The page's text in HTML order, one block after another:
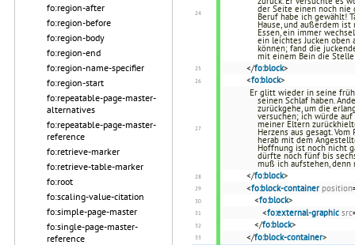
fo:region-after
fo:region-before
fo:region-body
fo:region-end
fo:region-name-specifier
fo:region-start
fo:repeatable-page-master-
alternatives
fo:repeatable-page-master-
reference
fo:retrieve-marker
fo:retrieve-table-marker
fo:root
fo:scaling-value-citation
fo:simple-page-master
fo:single-page-master-
reference
der Seite einen noch nie
Beruf habe ich gewählt!
Hause, und außerdem
Essen, ein immer
ein leichtes Jucken oben
können; fand die
mit einem Bein die
</fo:block>
<fo:block>
Er glitt wieder in seine
seinen Schlaf haben.
zurückgehe, um die
versuchen; ich würde
meiner Eltern
Herzens aus gesagt.
herab mit dem
Hoffnung ist noch nicht
dürfte noch fünf bis
muß ich aufstehen,
</fo:block>
<fo:block-container position
<fo:block>
<fo:external-graphic src
</fo:block>
</fo:block-container>